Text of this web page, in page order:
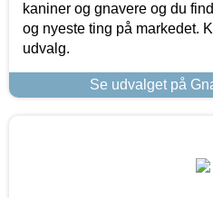
kaniner og gnavere og du
og nyeste ting på markedet.
udvalg.
Se udvalget på